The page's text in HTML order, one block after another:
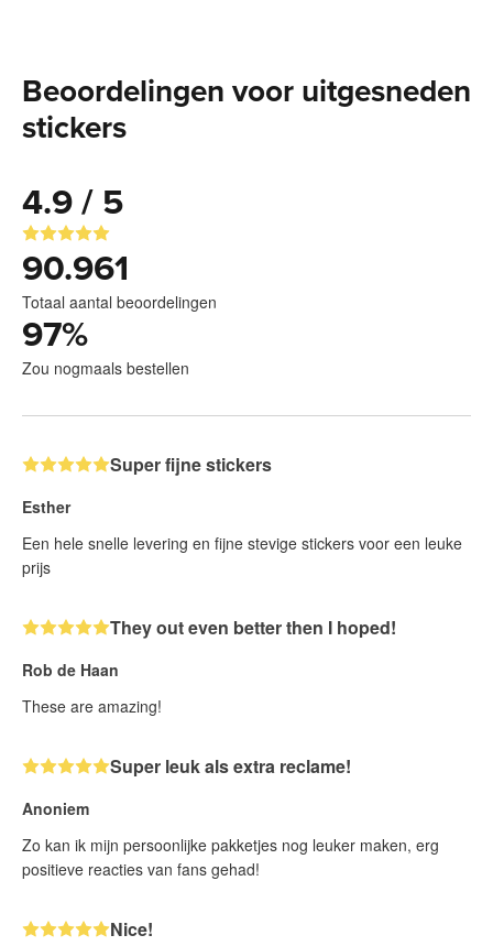
Beoordelingen voor uitgesneden
stickers
4.9 / 5
90.961
Totaal aantal beoordelingen
97%
Zou nogmaals bestellen
Super fijne stickers
Esther
Een hele snelle levering en fijne stevige stickers voor een leuke
prijs
They out even better then I hoped!
Rob de Haan
These are amazing!
Super leuk als extra reclame!
Anoniem
Zo kan ik mijn persoonlijke pakketjes nog leuker maken, erg
positieve reacties van fans gehad!
Nice!